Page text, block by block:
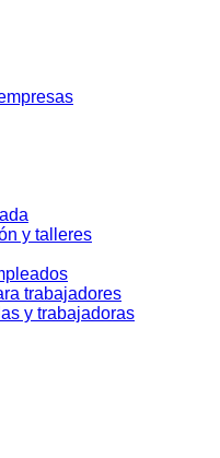
y talleres
trabajadores
y trabajadoras